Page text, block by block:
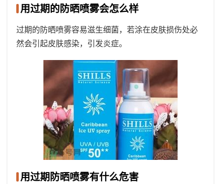
用过期的防晒喷雾会怎么样
过期的防晒喷雾容易滋生细菌，若涂在皮肤损伤处必
然会引起皮肤感染，引发炎症。
用过期防晒喷雾有什么危害